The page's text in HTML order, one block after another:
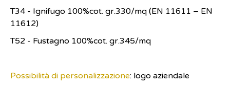
T34 - Ignifugo 100%cot. gr.330/mq (EN 11611 – EN
11612)
T52 - Fustagno 100%cot. gr.345/mq
Possibilità di personalizzazione: logo aziendale